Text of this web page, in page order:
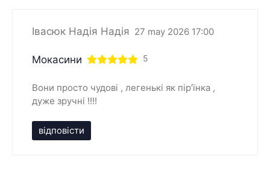
Івасюк Надія Надія 27 may 2026 17:00
Мокасини 5
Вони просто чудові , легенькі як пірʼїнка ,
дуже зручні !!!!
відповісти